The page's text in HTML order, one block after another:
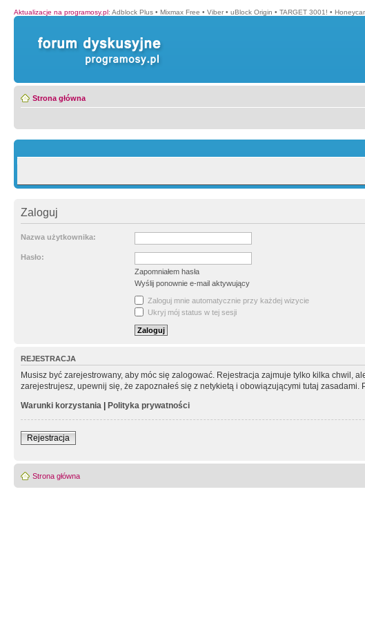
Aktualizacje na programosy.pl: Adblock Plus • Mixmax Free • Viber • uBlock Origin • TARGET 3001! •
Strona główna
Zaloguj
Nazwa użytkownika:
Hasło:
Zapomniałem hasła
Wyślij ponownie e-mail aktywujący
Zaloguj mnie automatycznie przy każdej wizycie
Ukryj mój status w tej sesji
REJESTRACJA
Musisz być zarejestrowany, aby móc się zalogować. Rejestracja zajmuje tylko kilka chwil,
zarejestrujesz, upewnij się, że zapoznałeś się z netykietą i obowiązującymi tutaj
Warunki korzystania | Polityka prywatności
Rejestracja
Strona główna